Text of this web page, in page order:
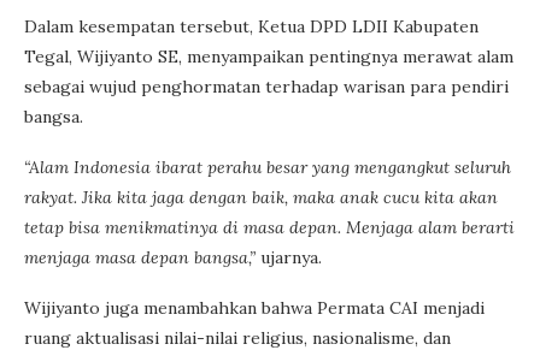
Dalam kesempatan tersebut, Ketua DPD LDII Kabupaten
Tegal, Wijiyanto SE, menyampaikan pentingnya merawat alam
sebagai wujud penghormatan terhadap warisan para pendiri
bangsa.
“Alam Indonesia ibarat perahu besar yang mengangkut seluruh
rakyat. Jika kita jaga dengan baik, maka anak cucu kita akan
tetap bisa menikmatinya di masa depan. Menjaga alam berarti
menjaga masa depan bangsa,” ujarnya.
Wijiyanto juga menambahkan bahwa Permata CAI menjadi
ruang aktualisasi nilai-nilai religius, nasionalisme, dan